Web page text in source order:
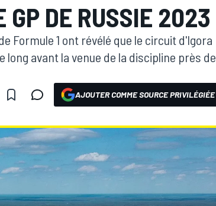
GP DE RUSSIE 2023
Formule 1 ont révélé que le circuit d'Igora
avant la venue de la discipline près de
AJOUTER COMME SOURCE PRIVILÉGIÉE